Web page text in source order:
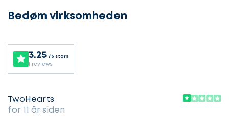
Bedøm virksomheden
3.25 / 5 stars
1 reviews
TwoHearts
for 11 år siden
komme
gang
service
Lad
os